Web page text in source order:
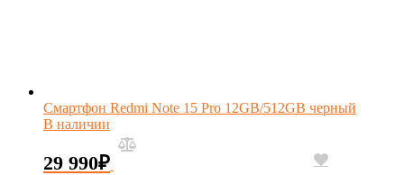
Смартфон Redmi Note 15 Pro 12GB/512GB черный
В наличии
29 990₽